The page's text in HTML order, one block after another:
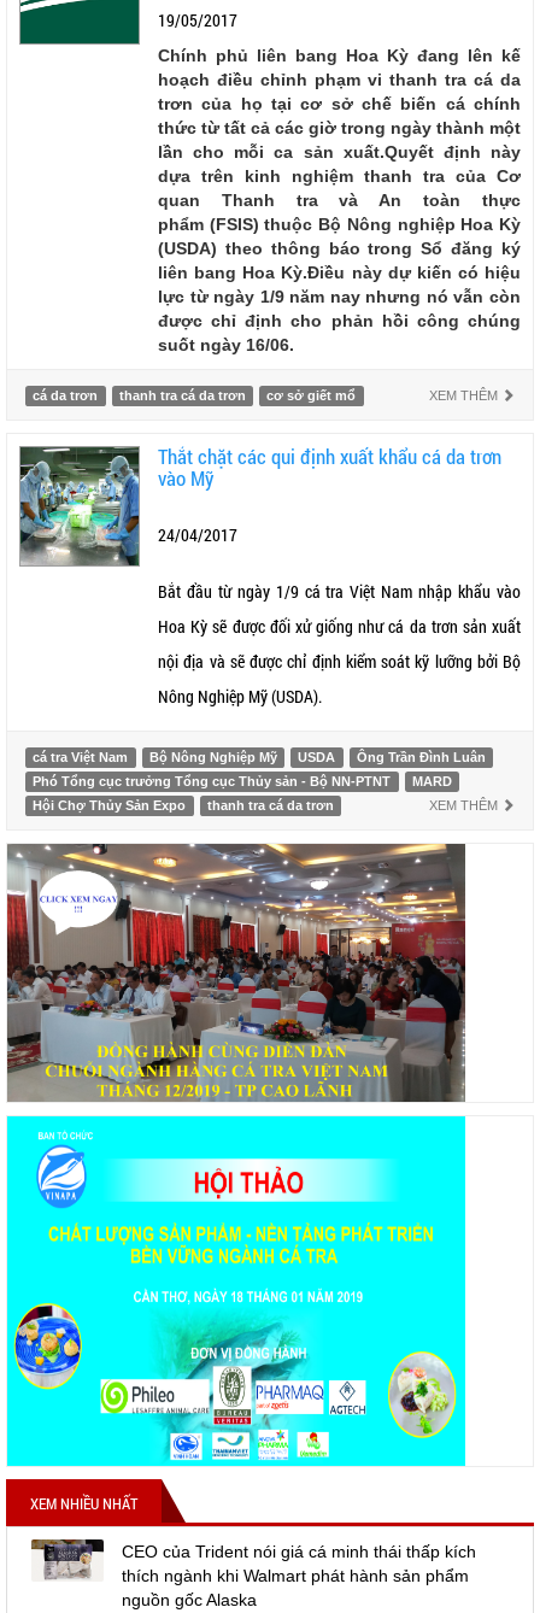
19/05/2017
Chính phủ liên bang Hoa Kỳ đang lên kế
hoạch điều chỉnh phạm vi thanh tra cá da
trơn của họ tại cơ sở chế biến cá chính
thức từ tất cả các giờ trong ngày thành một
lần cho mỗi ca sản xuất.Quyết định này
dựa trên kinh nghiệm thanh tra của Cơ
quan Thanh tra và An toàn thực
phẩm (FSIS) thuộc Bộ Nông nghiệp Hoa Kỳ
(USDA) theo thông báo trong Sổ đăng ký
liên bang Hoa Kỳ.Điều này dự kiến có hiệu
lực từ ngày 1/9 năm nay nhưng nó vẫn còn
được chỉ định cho phản hồi công chúng
suốt ngày 16/06.
cá da trơn thanh tra cá da trơn cơ sở giết mổ XEM THÊM
Thắt chặt các qui định xuất khẩu cá da trơn
vào Mỹ
24/04/2017
Bắt đầu từ ngày 1/9 cá tra Việt Nam nhập khẩu vào
Hoa Kỳ sẽ được đối xử giống như cá da trơn sản xuất
nội địa và sẽ được chỉ định kiểm soát kỹ lưỡng bởi Bộ
Nông Nghiệp Mỹ (USDA).
cá tra Việt Nam Bộ Nông Nghiệp Mỹ USDA
Ông Trần Đình Luân
Phó Tổng cục trưởng Tổng cục Thủy sản - Bộ NN-PTNT
MARD
Hội Chợ Thủy Sản Expo
thanh tra cá da trơn XEM THÊM
XEM NHIỀU NHẤT
CEO của Trident nói giá cá minh thái thấp kích
thích ngành khi Walmart phát hành sản phẩm
nguồn gốc Alaska